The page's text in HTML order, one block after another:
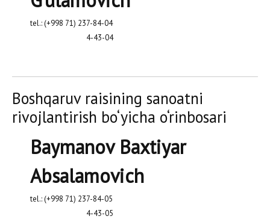
tel.: (+998 71) 237-84-04
4-43-04
Boshqaruv raisining sanoatni
rivojlantirish bo‘yicha o‘rinbosari
Baymanov Baxtiyar
Absalamovich
tel.: (+998 71) 237-84-05
4-43-05